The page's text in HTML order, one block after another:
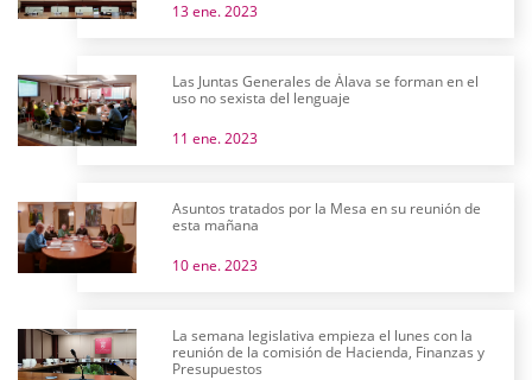
13 ene. 2023
Las Juntas Generales de Álava se forman en el
uso no sexista del lenguaje
11 ene. 2023
Asuntos tratados por la Mesa en su reunión de
esta mañana
10 ene. 2023
La semana legislativa empieza el lunes con la
reunión de la comisión de Hacienda, Finanzas y
Presupuestos